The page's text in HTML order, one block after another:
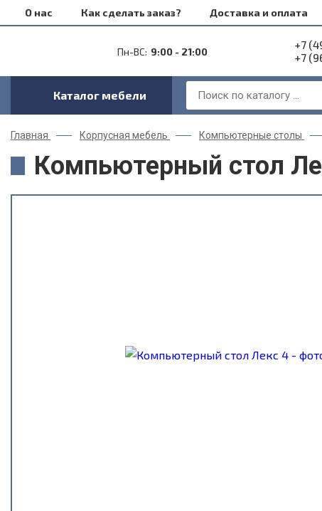
О нас Как сделать заказ? Доставка и оплата
Пн-ВС: 9:00 - 21:00
+7
+7
Каталог мебели
Главная Корпусная мебель Компьютерные столы
Компьютерный стол